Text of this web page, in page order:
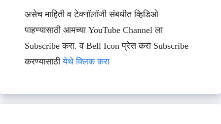
असेच माहिती व टेक्नॉलॉजी संबधीत व्हिडिओ
पाहण्यासाठी आमच्या YouTube Channel ला
Subscribe करा. व Bell Icon प्रेस करा Subscribe
करण्यासाठीयेथे क्लिक करा